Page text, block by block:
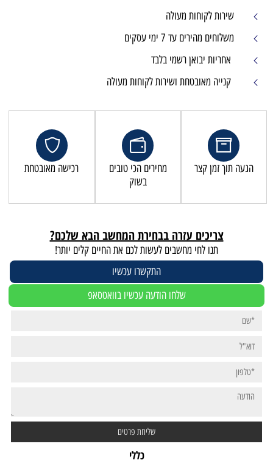
שירות לקוחות מעולה
משלוחים מהירים עד 7 ימי עסקים
אחריות יבואן רשמי בלבד
קנייה מאובטחת ושירות לקוחות מעולה
הגעה תוך זמן קצר
מחירים הכי טובים
בשוק
רכישה מאובטחת
צריכים עזרה בבחירת המחשב הבא שלכם?
תנו לחי מחשבים לעשות לכם את החיים קלים יותר!
התקשרו עכשיו
שלחו הודעה עכשיו בוואטסאפ
כללי